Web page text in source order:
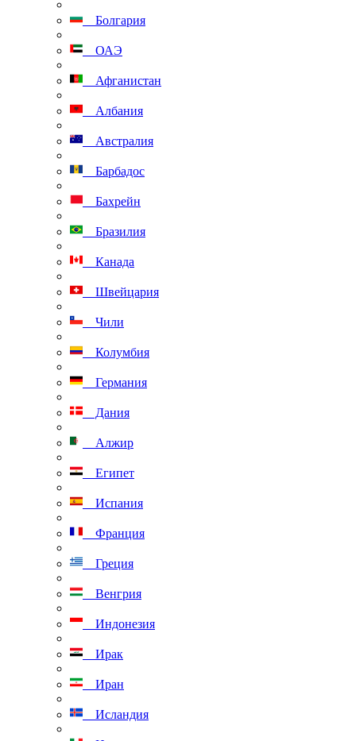
Болгария
ОАЭ
Афганистан
Албания
Австралия
Барбадос
Бахрейн
Бразилия
Канада
Швейцария
Чили
Колумбия
Германия
Дания
Алжир
Египет
Испания
Франция
Греция
Венгрия
Индонезия
Ирак
Иран
Исландия